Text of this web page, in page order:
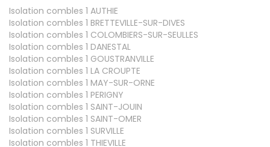
Isolation combles 1 AUTHIE
Isolation combles 1 BRETTEVILLE-SUR-DIVES
Isolation combles 1 COLOMBIERS-SUR-SEULLES
Isolation combles 1 DANESTAL
Isolation combles 1 GOUSTRANVILLE
Isolation combles 1 LA CROUPTE
Isolation combles 1 MAY-SUR-ORNE
Isolation combles 1 PERIGNY
Isolation combles 1 SAINT-JOUIN
Isolation combles 1 SAINT-OMER
Isolation combles 1 SURVILLE
Isolation combles 1 THIEVILLE